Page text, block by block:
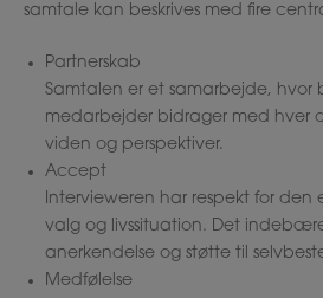
samtale kan beskrives med fire
Partnerskab
Samtalen er et samarbejde, hvor
medarbejder bidrager med hver
viden og perspektiver.
Accept
Intervieweren har respekt for
valg og livssituation. Det
anerkendelse og støtte til
Medfølelse